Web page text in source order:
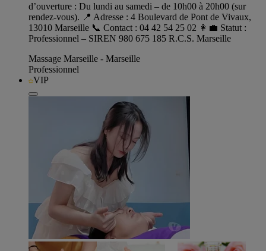
d’ouverture : Du lundi au samedi – de 10h00 à 20h00 (sur
rendez-vous). 📍 Adresse : 4 Boulevard de Pont de Vivaux,
13010 Marseille 📞 Contact : 04 42 54 25 02 👩‍💼 Statut :
Professionnel – SIREN 980 675 185 R.C.S. Marseille
Massage Marseille - Marseille
Professionnel
VIP